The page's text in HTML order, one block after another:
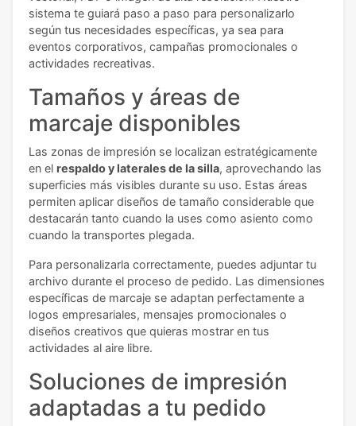
sistema te guiará paso a paso para personalizarlo
según tus necesidades específicas, ya sea para
eventos corporativos, campañas promocionales o
actividades recreativas.
Tamaños y áreas de
marcaje disponibles
Las zonas de impresión se localizan estratégicamente
en el respaldo y laterales de la silla, aprovechando las
superficies más visibles durante su uso. Estas áreas
permiten aplicar diseños de tamaño considerable que
destacarán tanto cuando la uses como asiento como
cuando la transportes plegada.
Para personalizarla correctamente, puedes adjuntar tu
archivo durante el proceso de pedido. Las dimensiones
específicas de marcaje se adaptan perfectamente a
logos empresariales, mensajes promocionales o
diseños creativos que quieras mostrar en tus
actividades al aire libre.
Soluciones de impresión
adaptadas a tu pedido